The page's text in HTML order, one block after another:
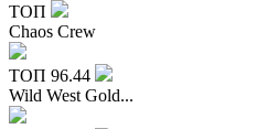
ТОП
Chaos Crew
ТОП 96.44
Wild West Gold...